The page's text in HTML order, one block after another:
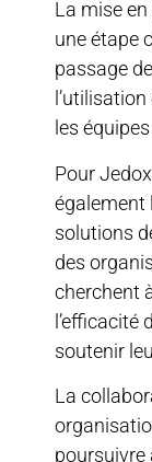
La mise
une étape
passage
les
Pour
également
solutions
des
cherchent
l’efficacité
soutenir
La
poursuivre